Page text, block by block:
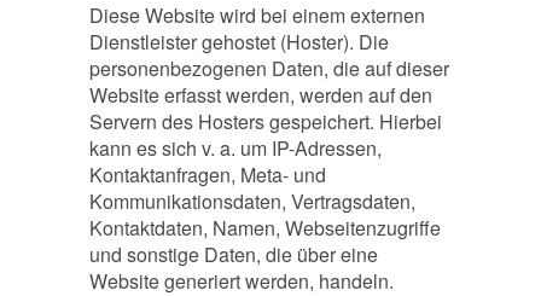
Diese Website wird bei einem externen
Dienstleister gehostet (Hoster). Die
personenbezogenen Daten, die auf dieser
Website erfasst werden, werden auf den
Servern des Hosters gespeichert. Hierbei
kann es sich v. a. um IP-Adressen,
Kontaktanfragen, Meta- und
Kommunikationsdaten, Vertragsdaten,
Kontaktdaten, Namen, Webseitenzugriffe
und sonstige Daten, die über eine
Website generiert werden, handeln.